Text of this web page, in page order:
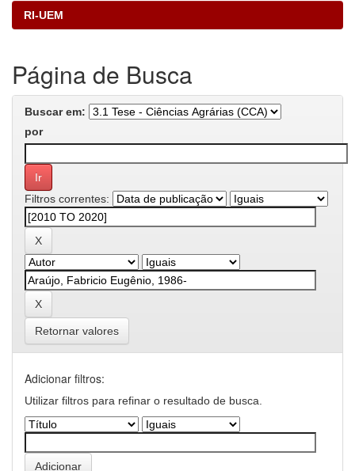
RI-UEM
Página de Busca
Buscar em:
por
Filtros correntes:
Retornar valores
Adicionar filtros:
Utilizar filtros para refinar o resultado de busca.